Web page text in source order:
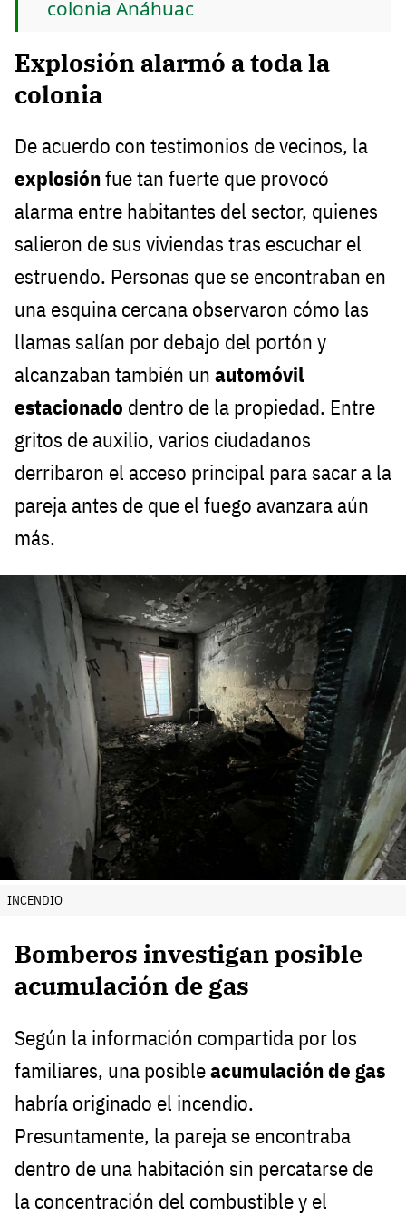
colonia Anáhuac
Explosión alarmó a toda la
colonia
De acuerdo con testimonios de vecinos, la
explosiónfue tan fuerte que provocó
alarma entre habitantes del sector, quienes
salieron de sus viviendas tras escuchar el
estruendo. Personas que se encontraban en
una esquina cercana observaron cómo las
llamas salían por debajo del portón y
alcanzaban también un automóvil
estacionado dentro de la propiedad. Entre
gritos de auxilio, varios ciudadanos
derribaron el acceso principal para sacar a la
pareja antes de que el fuego avanzara aún
más.
INCENDIO
Bomberos investigan posible
acumulación de gas
Según la información compartida por los
familiares, una posibleacumulación de gas
habría originado el incendio.
Presuntamente, la pareja se encontraba
dentro de una habitación sin percatarse de
la concentración del combustible y el